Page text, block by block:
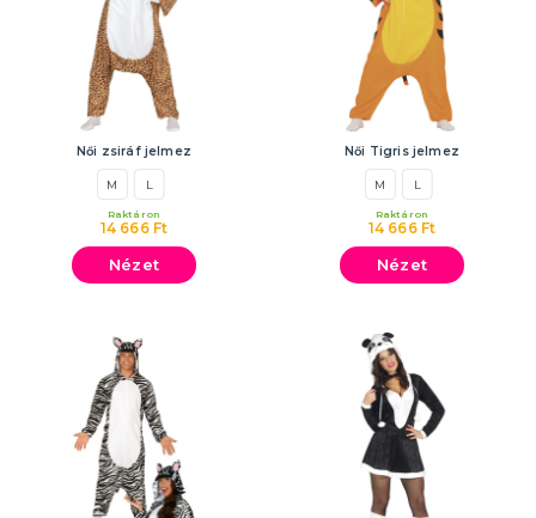
Női zsiráf jelmez
M L
14 666 Ft
Raktáron
Nézet
Női Tigris jelmez
M L
14 666 Ft
Raktáron
Nézet